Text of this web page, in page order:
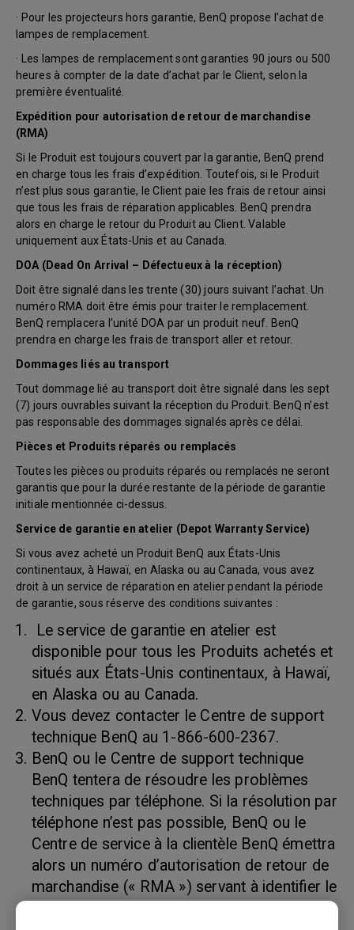
· Pour les projecteurs hors garantie, BenQ propose l’achat de
lampes de remplacement.
· Les lampes de remplacement sont garanties 90 jours ou 500
heures à compter de la date d’achat par le Client, selon la
première éventualité.
Expédition pour autorisation de retour de marchandise
(RMA)
Si le Produit est toujours couvert par la garantie, BenQ prend
en charge tous les frais d’expédition. Toutefois, si le Produit
n’est plus sous garantie, le Client paie les frais de retour ainsi
que tous les frais de réparation applicables. BenQ prendra
alors en charge le retour du Produit au Client. Valable
uniquement aux États-Unis et au Canada.
DOA (Dead On Arrival – Défectueux à la réception)
Doit être signalé dans les trente (30) jours suivant l’achat. Un
numéro RMA doit être émis pour traiter le remplacement.
BenQ remplacera l’unité DOA par un produit neuf. BenQ
prendra en charge les frais de transport aller et retour.
Dommages liés au transport
Tout dommage lié au transport doit être signalé dans les sept
(7) jours ouvrables suivant la réception du Produit. BenQ n’est
pas responsable des dommages signalés après ce délai.
Pièces et Produits réparés ou remplacés
Toutes les pièces ou produits réparés ou remplacés ne seront
garantis que pour la durée restante de la période de garantie
initiale mentionnée ci-dessus.
Service de garantie en atelier (Depot Warranty Service)
Si vous avez acheté un Produit BenQ aux États-Unis
continentaux, à Hawaï, en Alaska ou au Canada, vous avez
droit à un service de réparation en atelier pendant la période
de garantie, sous réserve des conditions suivantes :
Le service de garantie en atelier est
disponible pour tous les Produits achetés et
situés aux États-Unis continentaux, à Hawaï,
en Alaska ou au Canada.
Vous devez contacter le Centre de support
technique BenQ au 1-866-600-2367.
BenQ ou le Centre de support technique
BenQ tentera de résoudre les problèmes
techniques par téléphone. Si la résolution par
téléphone n’est pas possible, BenQ ou le
Centre de service à la clientèle BenQ émettra
alors un numéro d’autorisation de retour de
marchandise (« RMA ») servant à identifier le